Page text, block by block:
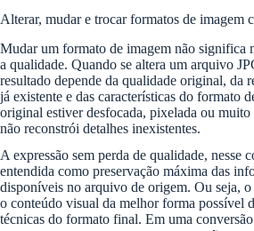
Alterar, mudar e trocar formatos de imagem
Mudar um formato de imagem não significa
a qualidade. Quando se altera um arquivo
resultado depende da qualidade original, da
já existente e das características do formato
original estiver desfocada, pixelada ou
não reconstrói detalhes inexistentes.
A expressão sem perda de qualidade, nesse
entendida como preservação máxima das
disponíveis no arquivo de origem. Ou seja,
o conteúdo visual da melhor forma possível
técnicas do formato final. Em uma